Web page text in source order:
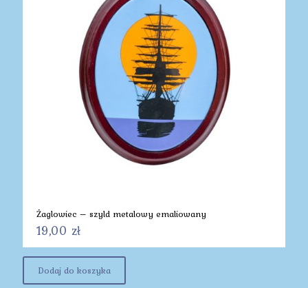
Żaglowiec – szyld metalowy emaliowany
19,00 zł
Dodaj do koszyka